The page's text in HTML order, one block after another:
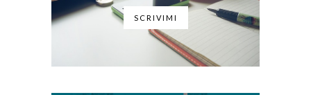
SCRIVIMI